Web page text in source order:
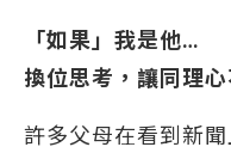
「如果」我是他…
換位思考，讓同理
許多父母在看到新